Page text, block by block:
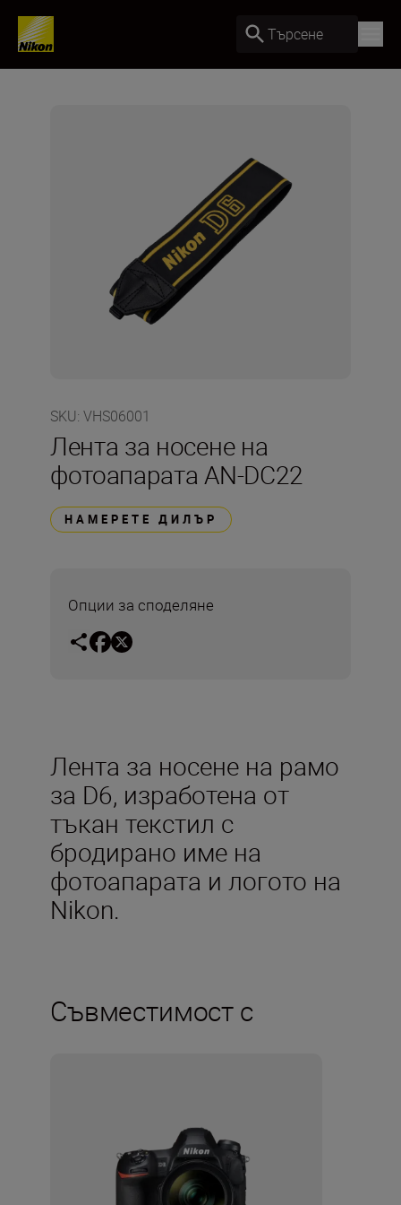
Търсене
SKU: VHS06001
Лента за носене на
фотоапарата AN-DC22
НАМЕРЕТЕ ДИЛЪР
Опции за споделяне
Лента за носене на рамо
за D6, изработена от
тъкан текстил с
бродирано име на
фотоапарата и логото на
Nikon.
Съвместимост с